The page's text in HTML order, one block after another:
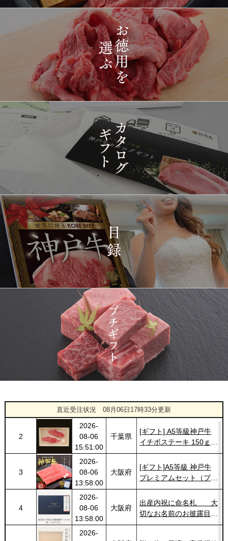
直近受注状況08月06日17時33分更新
2026-
03-15
17:26:00
長野県
[ギフト] A5等級神戸牛
プレミアム霜降りももす
きやき 200g~1kg
1407
2026-
03-15
16:35:00
東京都
神戸牛目録 選べるセッ
ト ８千円
1408
2026-
03-15
14:10:00
[訳あり][家庭用] A5等級
神戸牛 フィレステーキ
1409
2026-
14:10:00
兵庫県
[家庭用] A5等級神戸牛
シャトーブリアンステー
キ 150ｇ(1枚)
2026-
12:23:00
東京都
神戸牛ギフトセット 1万
5千円 焼肉（肩ロース・
プレミアムもも）650g
1411
2026-
03-15
08:48:00
神戸牛カタログギフト
１万円
1412
2026-
03-14
22:21:00
大分県
神戸牛 食べ比べお重 二
段
2026-
03-14
20:55:00
大阪府
神戸牛目録 選べるセッ
ト １万円 2個セット
2026-
03-14
20:48:00
神奈川
県
[訳あり][家庭用] A5等級
神戸牛 サーロインステー
キ 200g
2026-
03-14
18:00:00
福岡県
神戸牛カタログギフト
１万円
1
08-06
15:51:00
千葉県
ランプステーキ 200ｇ
~1kg
2
2026-
08-06
15:51:00
千葉県
[ギフト] A5等級神戸牛
イチボステーキ 150ｇ(1
枚)
3
2026-
08-06
13:58:00
大阪府
[ギフト]A5等級 神戸牛
プレミアムセット（プレ
ミアムロース[200g]・プ
レミアムもも[200g]）ス
ライス肉
4
2026-
08-06
13:58:00
大阪府
出産内祝に命名札 大
切なお名前のお披露目に
（商品と一緒にご購入下
2026-